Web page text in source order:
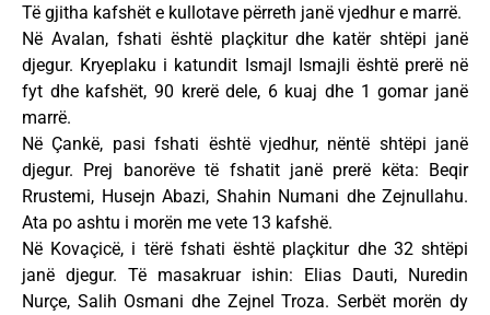
Të gjitha kafshët e kullotave përreth janë vjedhur e marrë.
Në Avalan, fshati është plaçkitur dhe katër shtëpi janë
djegur. Kryeplaku i katundit Ismajl Ismajli është prerë në
fyt dhe kafshët, 90 krerë dele, 6 kuaj dhe 1 gomar janë
marrë.
Në Çankë, pasi fshati është vjedhur, nëntë shtëpi janë
djegur. Prej banorëve të fshatit janë prerë këta: Beqir
Rrustemi, Husejn Abazi, Shahin Numani dhe Zejnullahu.
Ata po ashtu i morën me vete 13 kafshë.
Në Kovaçicë, i tërë fshati është plaçkitur dhe 32 shtëpi
janë djegur. Të masakruar ishin: Elias Dauti, Nuredin
Nurçe, Salih Osmani dhe Zejnel Troza. Serbët morën dy